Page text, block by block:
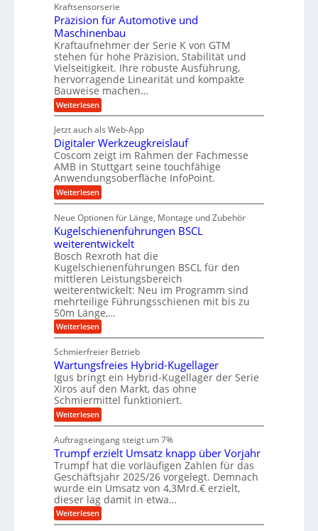
i
n
d
e
t
r
i
e
b
e
f
ü
r
r
a
e
U
m
g
e
b
u
n
g
n
n
d
A
u
f
t
r
a
g
s
e
i
n
g
a
n
g
l
o
s
e
,
w
e
n
i
g
e
r
S
t
e
l
e
n
h
n
s
t
a
n
g
e
n
g
e
t
r
i
e
b
e
f
ü
r
r
ä
z
i
s
e
H
u
b
b
e
w
e
g
u
n
g
e
n
Kraftsensorserie
Präzision für Automotive und
Maschinenbau
Kraftaufnehmer der Serie K von GTM
stehen für hohe Präzision, Stabilität und
Vielseitigkeit. Ihre robuste Ausführung,
hervorragende Linearität und kompakte
Bauweise machen…
Weiterlesen:
P
ä
z
i
s
i
o
n
f
r
A
u
t
o
m
o
t
i
v
e
u
n
d
M
a
s
c
h
i
n
n
b
a
u
Jetzt auch als Web-App
Digitaler Werkzeugkreislauf
Coscom zeigt im Rahmen der Fachmesse
AMB in Stuttgart seine touchfähige
Anwendungsoberfläche InfoPoint.
Weiterlesen:
D
g
i
t
a
l
e
r
W
e
r
k
z
e
u
g
k
r
e
i
s
l
a
u
f
Neue Optionen für Länge, Montage und Zubehör
Kugelschienenführungen BSCL
weiterentwickelt
Bosch Rexroth hat die
Kugelschienenführungen BSCL für den
mittleren Leistungsbereich
weiterentwickelt: Neu im Programm sind
mehrteilige Führungsschienen mit bis zu
50m Länge,…
Weiterlesen:
K
g
e
l
s
c
h
i
e
e
n
f
ü
h
r
u
n
g
Schmierfreier Betrieb
Wartungsfreies Hybrid-Kugellager
Igus bringt ein Hybrid-Kugellager der Serie
Xiros auf den Markt, das ohne
Schmiermittel funktioniert.
Weiterlesen:
W
r
t
u
n
g
s
f
r
e
Auftragseingang steigt um 7%
Trumpf erzielt Umsatz knapp über Vorjahr
Trumpf hat die vorläufigen Zahlen für das
Geschäftsjahr 2025/26 vorgelegt. Demnach
wurde ein Umsatz von 4,3Mrd.€ erzielt,
dieser lag damit in etwa…
Weiterlesen:
T